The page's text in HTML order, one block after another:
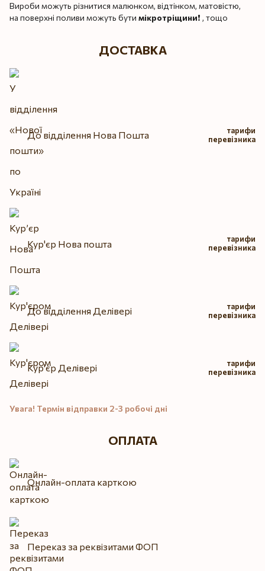
Вироби можуть різнитися малюнком, відтінком, матовістю,
на поверхні поливи можуть бути мікротріщини❗️ , тощо
ДОСТАВКА
До відділення Нова Пошта
тарифи
перевізника
Кур'єр Нова пошта
тарифи
перевізника
До відділення Делівері
тарифи
перевізника
Кур'єр Делівері
тарифи
перевізника
Увага! Термін відправки 2-3 робочі дні
ОПЛАТА
Онлайн-оплата карткою
Переказ за реквізитами ФОП